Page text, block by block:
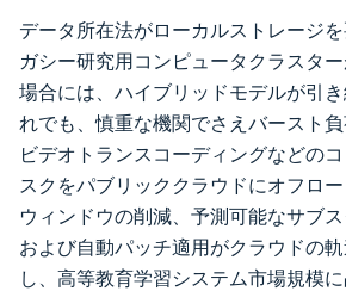
データ所在法がローカルストレージ
ガシー研究用コンピュータクラスタ
場合には、ハイブリッドモデルが引
れでも、慎重な機関でさえバースト負
ビデオトランスコーディングなどの
スクをパブリッククラウドにオフロ
ウィンドウの削減、予測可能なサブス
および自動パッチ適用がクラウドの
し、高等教育学習システム市場規模